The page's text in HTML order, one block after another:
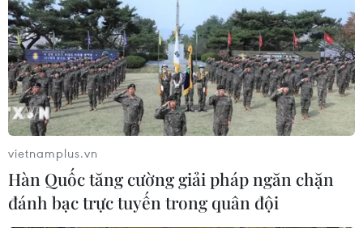
vietnamplus.vn
Hàn Quốc tăng cường giải pháp ngăn chặn
đánh bạc trực tuyến trong quân đội